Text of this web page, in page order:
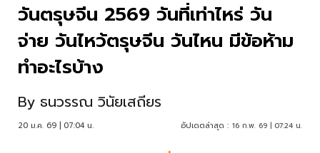
วันตรุษจีน 2569 วันที่เท่าไหร่ วัน
จ่าย วันไหว้ตรุษจีน วันไหน มีข้อห้าม
ทำอะไรบ้าง
By ธนวรรณ วินัยเสถียร
20 ม.ค. 69 | 07:04 น. อัปเดตล่าสุด : 16 ก.พ. 69 | 07:24 น.